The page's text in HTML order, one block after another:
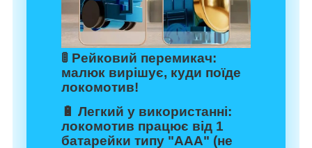
🚦 Рейковий перемикач:
малюк вирішує, куди поїде
локомотив!
🔋 Легкий у використанні:
локомотив працює від 1
батарейки типу "ААА" (не